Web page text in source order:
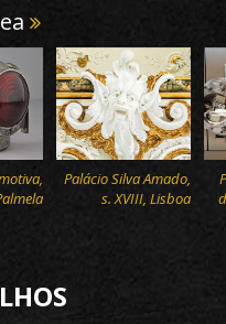
Palácio Silva Amado,
s. XVIII, Lisboa